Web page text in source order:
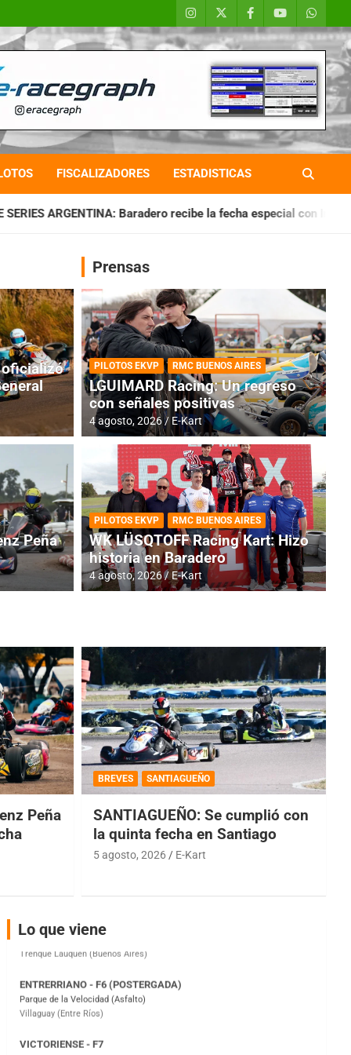
FISCALIZADORES ESTADISTICAS
recibe la fecha especial con Invitados CHAQUEÑO
RMC BUENOS AIRES
Cerró una jornada
oficializó
Peña
Prensas
PILOTOS EKVP RMC BUENOS AIRES
LGUIMARD Racing: Un regreso
con señales positivas
4 agosto, 2026 E-Kart
PILOTOS EKVP RMC BUENOS AIRES
WK LÜSQTOFF Racing Kart: Hizo
historia en Baradero
4 agosto, 2026 E-Kart
Peña
BREVES SANTIAGUEÑO
SANTIAGUEÑO: Se cumplió con
la quinta fecha en Santiago
5 agosto, 2026 E-Kart
Lo que viene
COBERTURA ESPECIAL DE E-KART.COM.AR
08/09-AGO
IAME SERIES ARGENTINA 6
Ramiro Tot (Asfalto)
Baradero (Buenos Aires)
Parque de la Velocidad (Asfalto)
El Cerro (Tierra)
Victoria (Entre Ríos)
Moto Club Reginense (Tierra)